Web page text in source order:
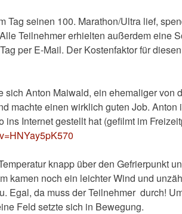
Tag seinen 100. Marathon/Ultra lief,
Teilnehmer erhielten außerdem eine
per E-Mail. Der Kostenfaktor für
Anton Maiwald, ein ehemaliger von
machte einen wirklich guten Job. Anton
Internet gestellt hat (gefilmt im
knapp über den Gefrierpunkt
kamen noch ein leichter Wind und
Egal, da muss der Teilnehmer durch!
Feld setzte sich in Bewegung.